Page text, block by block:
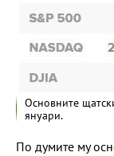
Основните
януари.
По думите му